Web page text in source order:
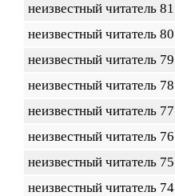
неизвестный читатель 81
неизвестный читатель 80
неизвестный читатель 79
неизвестный читатель 78
неизвестный читатель 77
неизвестный читатель 76
неизвестный читатель 75
неизвестный читатель 74